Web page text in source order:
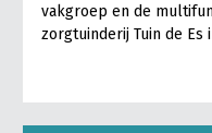
vakgroep en de
zorgtuinderij Tuin de Es